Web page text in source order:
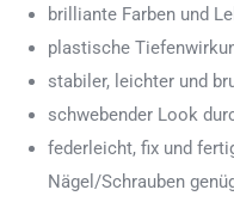
brilliante Farben und
plastische
stabiler, leichter und
schwebender Look
federleicht, fix und
Nägel/Schrauben